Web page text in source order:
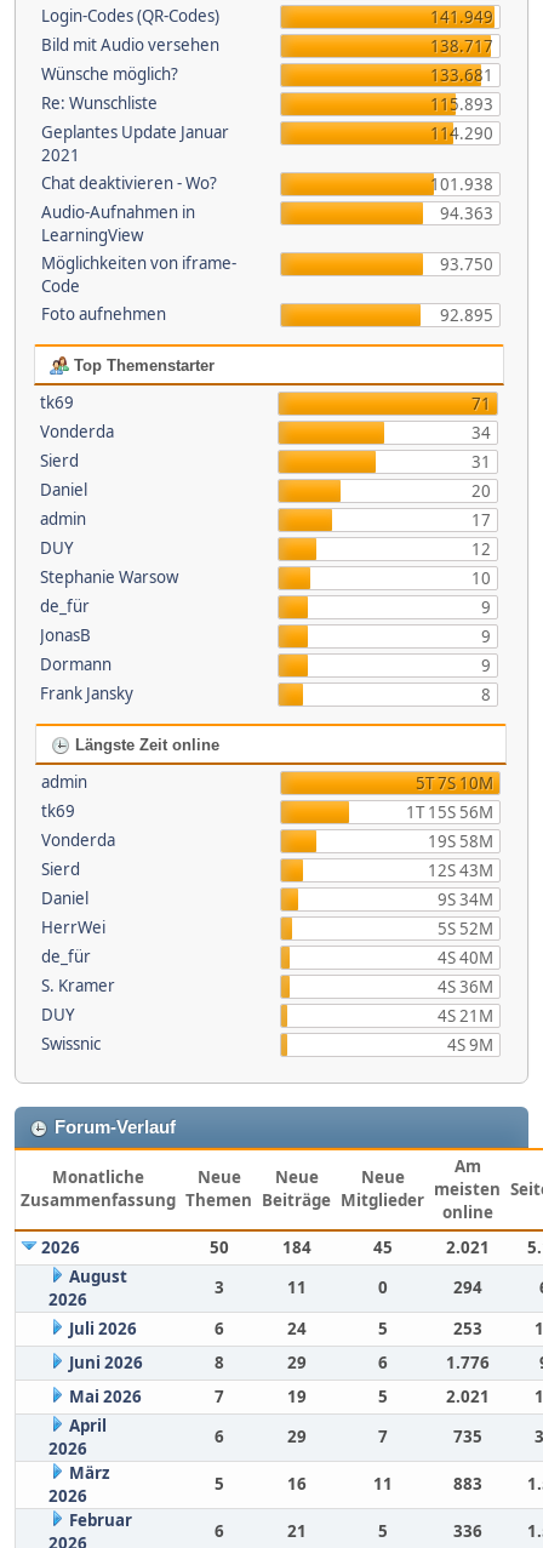
Login-Codes (QR-Codes)
141.949
Bild mit Audio versehen
138.717
Wünsche möglich?
133.681
Re: Wunschliste
115.893
Geplantes Update Januar
2021
114.290
Chat deaktivieren - Wo?
101.938
Audio-Aufnahmen in
LearningView
94.363
Möglichkeiten von iframe-
Code
93.750
Foto aufnehmen 92.895
Top Themenstarter
tk69
71
Vonderda
34
Sierd
31
Daniel
20
admin
17
DUY
12
Stephanie Warsow
10
de_für
9
JonasB
9
Dormann
9
Frank Jansky
8
Längste Zeit online
admin
5T 7S 10M
tk69
1T 15S 56M
Vonderda
19S 58M
Sierd
12S 43M
Daniel
9S 34M
HerrWei
5S 52M
de_für
4S 40M
S. Kramer
4S 36M
DUY
4S 21M
Swissnic
4S 9M
Forum-Verlauf
Monatliche
Zusammenfassung
Neue
Themen
Neue
Beiträge
Neue
Mitglieder
Am
meisten
online
2026 50 184 45 2.021
August
2026
3 11 0 294
Juli 2026
6 24 5 253
Juni 2026
8 29 6 1.776
Mai 2026
7 19 5 2.021
April
2026
6 29 7 735
März
2026
5 16 11 883
Februar
2026
6 21 5 336